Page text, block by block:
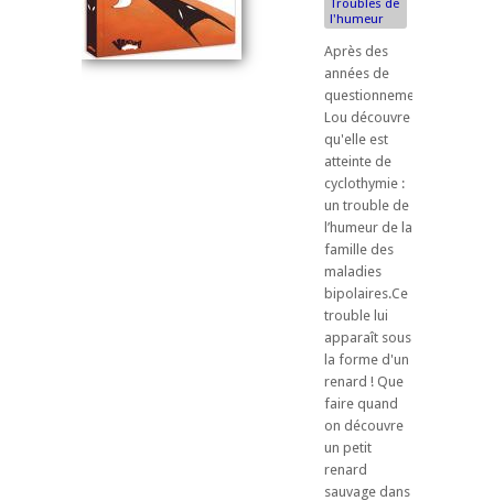
l'humeur
Après des
années de
questionnements,
Lou découvre
qu'elle est
atteinte de
cyclothymie :
un trouble de
l’humeur de la
famille des
maladies
bipolaires.Ce
trouble lui
apparaît sous
la forme d'un
renard ! Que
faire quand
on découvre
un petit
renard
sauvage dans